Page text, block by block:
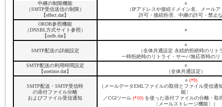
中継の制限機能
（SMTP受信送信の制限）
【effect.dat】
○
（IPアドレスや接続ドメイン名、メール
許可・接続拒否、中継の許可・禁止
ORDB参照機能
（DNSBL方式サイト参照）
【ordb.dat】
○
SMTP配送の詳細設定
○
（全体共通設定 永続的拒絶時のリト
一時拒絶時のリトライ・サーバ無応答時のリ
SMTP配送の利用時間設定
【usetime.dat】
○
（全体共通設定）
SMTP配送・SMTP受信時
の添付ファイル分離
およびファイル受信通知
○ (*9)
（メールデータEMLファイルの取得とファイル受信通
能〕
／CGIツール (*10) を使った添付ファイルの分離・取
〔メールストレージ機能〕）